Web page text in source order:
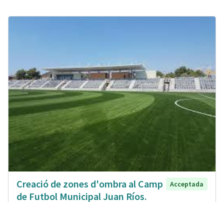
Creació de zones d'ombra al Camp
de Futbol Municipal Juan Ríos.
Acceptada